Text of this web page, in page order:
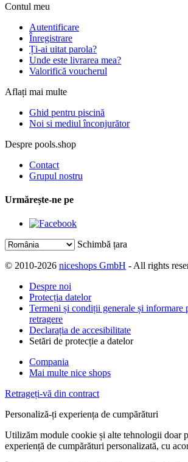
Contul meu
Autentificare
Înregistrare
Ți-ai uitat parola?
Unde este livrarea mea?
Valorifică voucherul
Aflați mai multe
Ghid pentru piscină
Noi si mediul înconjurător
Despre pools.shop
Contact
Grupul nostru
Urmărește-ne pe
Schimbă țara
© 2010-2026 niceshops GmbH - All rights
Despre noi
Protecția datelor
Termeni și condiții generale și informare
retragere
Declarația de accesibilitate
Setări de protecție a datelor
Compania
Mai multe nice shops
Retrageți-vă din contract
Personaliză-ți experiența de cumpărături
Utilizăm module cookie și alte tehnologii doar
experiență de cumpărături personalizată, cu